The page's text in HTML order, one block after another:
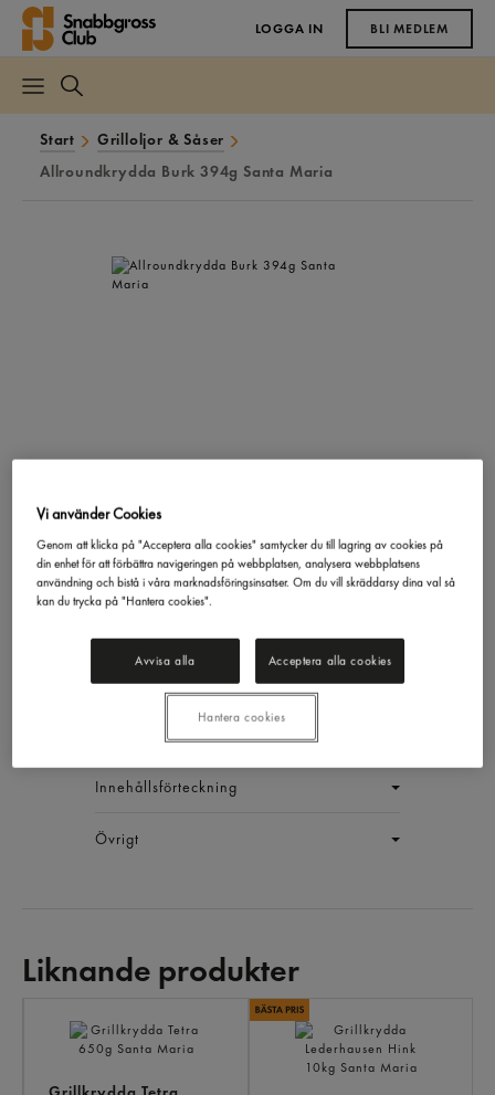
LOGGA IN BLI MEDLEM
Start
Grilloljor & Såser
Allroundkrydda Burk 394g Santa Maria
Allroundkrydda Burk
Santa Maria
EAN: 17311311016414
LOGGA IN
Generell produktinfo
Innehållsförteckning
Övrigt
Liknande produkter
Vi använder Cookies
Genom att klicka på "Acceptera alla cookies" samtycker du till lagring av cookies på
din enhet för att förbättra navigeringen på webbplatsen, analysera webbplatsens
användning och bistå i våra marknadsföringsinsatser. Om du vill skräddarsy dina val så
kan du trycka på "Hantera cookies".
Avvisa alla Acceptera alla cookies
Hantera cookies